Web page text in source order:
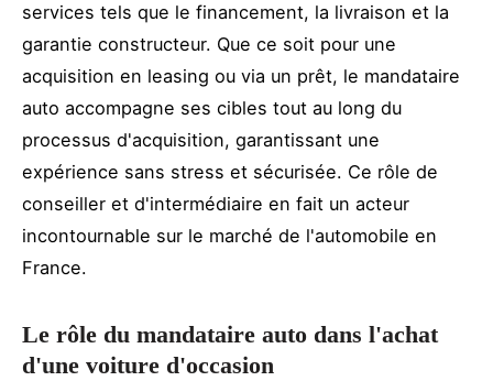
services tels que le financement, la livraison et la
garantie constructeur. Que ce soit pour une
acquisition en leasing ou via un prêt, le mandataire
auto accompagne ses cibles tout au long du
processus d'acquisition, garantissant une
expérience sans stress et sécurisée. Ce rôle de
conseiller et d'intermédiaire en fait un acteur
incontournable sur le marché de l'automobile en
France.
Le rôle du mandataire auto dans l'achat
d'une voiture d'occasion